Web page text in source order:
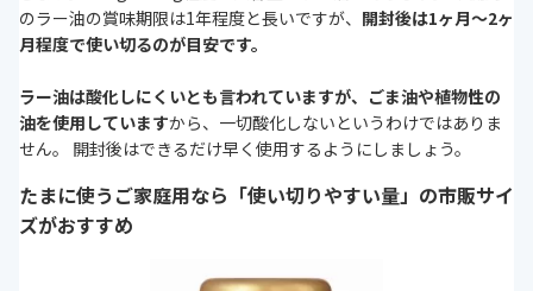
のラー油の賞味期限は1年程度と長いですが、 開封後は1ヶ月～2ヶ
月程度で使い切るのが目安です。
ラー油は酸化しにくいとも言われていますが、ごま油や植物性の
油を使用していますから、一切酸化しないというわけではありま
せん。 開封後はできるだけ早く使用するようにしましょう。
たまに使うご家庭用なら「使い切りやすい量」の市販サイ
ズがおすすめ